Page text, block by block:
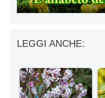
LEGGI ANCHE: